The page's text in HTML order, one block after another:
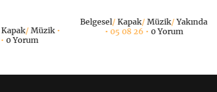
Kapak/Müzik•
0 Yorum
Belgesel/ Kapak/Müzik/Yakında
• 05 08 26 • 0 Yorum